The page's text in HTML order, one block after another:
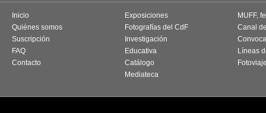
Inicio
Quiénes somos
Suscripción
FAQ
Contacto
Exposiciones
Fotografías del CdF
Investigación
Educativa
Catálogo
Mediateca
MUFF,
Canal
Líneas